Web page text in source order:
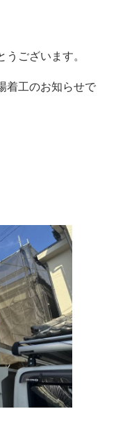
ございます。
着工のお知らせで